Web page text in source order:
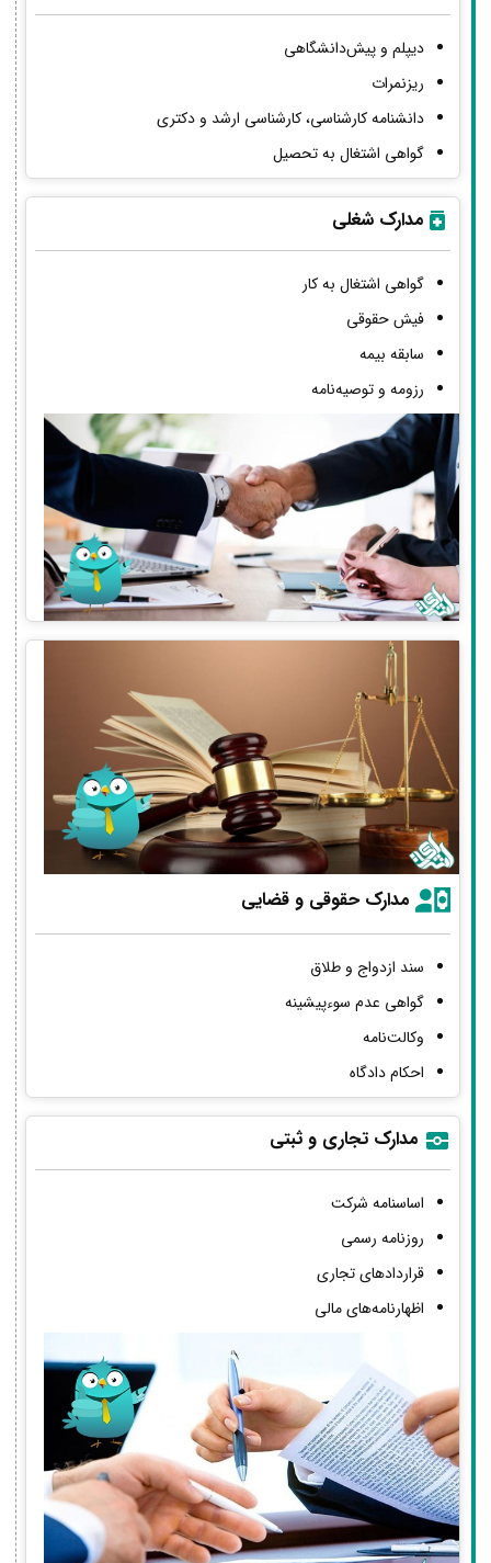
دیپلم و پیش‌دانشگاهی
ریزنمرات
دانشنامه کارشناسی، کارشناسی ارشد و دکتری
گواهی اشتغال به تحصیل
مدارک شغلی
گواهی اشتغال به کار
فیش حقوقی
سابقه بیمه
رزومه و توصیه‌نامه
مدارک حقوقی و قضایی
سند ازدواج و طلاق
گواهی عدم سوءپیشینه
وکالت‌نامه
احکام دادگاه
مدارک تجاری و ثبتی
اساسنامه شرکت
روزنامه رسمی
قراردادهای تجاری
اظهارنامه‌های مالی